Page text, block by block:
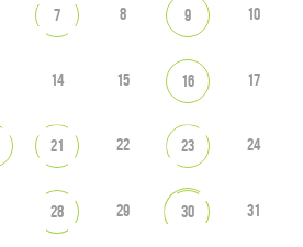
7 8 9 10
14 15 16 17
21 22 23 24
28 29 30 31